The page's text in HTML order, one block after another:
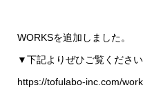
WORKSを追加しました。
▼下記よりぜひご覧ください
https://tofulabo-inc.com/